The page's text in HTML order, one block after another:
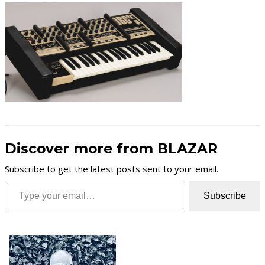
Discover more from BLAZAR
Subscribe to get the latest posts sent to your email.
Type your email…
Subscribe